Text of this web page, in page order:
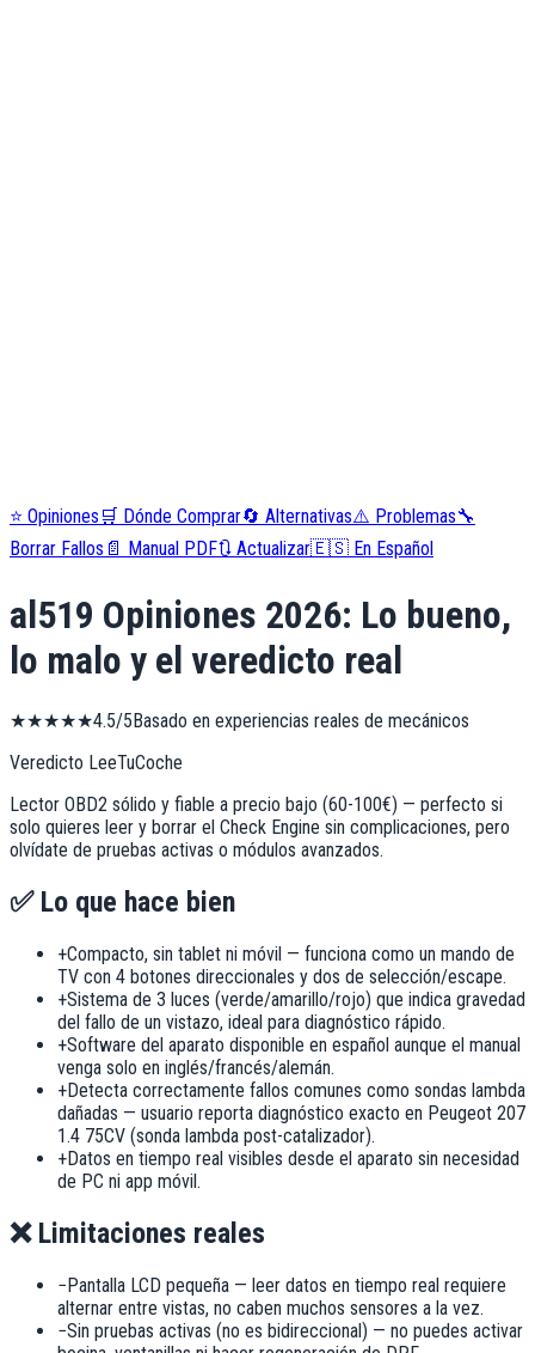
⭐ Opiniones 🛒 Dónde Comprar🔄 Alternativas⚠️ Problemas🔧
Borrar Fallos 📄 Manual PDF🔃 Actualizar🇪🇸 En Español
al519 Opiniones 2026: Lo bueno,
lo malo y el veredicto real
★★★★★4.5/5Basado en experiencias reales de mecánicos
Veredicto LeeTuCoche
Lector OBD2 sólido y fiable a precio bajo (60-100€) — perfecto si
solo quieres leer y borrar el Check Engine sin complicaciones, pero
olvídate de pruebas activas o módulos avanzados.
✅ Lo que hace bien
+Compacto, sin tablet ni móvil — funciona como un mando de
TV con 4 botones direccionales y dos de selección/escape.
+Sistema de 3 luces (verde/amarillo/rojo) que indica gravedad
del fallo de un vistazo, ideal para diagnóstico rápido.
+Software del aparato disponible en español aunque el manual
venga solo en inglés/francés/alemán.
+Detecta correctamente fallos comunes como sondas lambda
dañadas — usuario reporta diagnóstico exacto en Peugeot 207
1.4 75CV (sonda lambda post-catalizador).
+Datos en tiempo real visibles desde el aparato sin necesidad
de PC ni app móvil.
❌ Limitaciones reales
−Pantalla LCD pequeña — leer datos en tiempo real requiere
alternar entre vistas, no caben muchos sensores a la vez.
−Sin pruebas activas (no es bidireccional) — no puedes activar